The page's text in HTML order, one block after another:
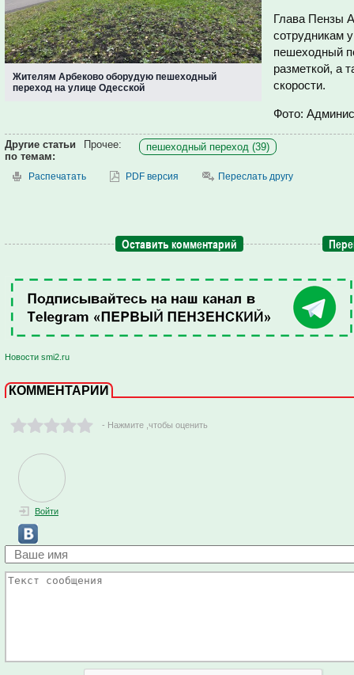
Жителям Арбеково оборудую пешеходный
переход на улице Одесской
Глава Пензы
сотрудникам
пешеходный
разметкой, а
скорости.
Фото:
Другие статьи
по темам:
Прочее: пешеходный переход (39)
Распечатать PDF версия Переслать другу
Оставить комментарий
Новости smi2.ru
КОММЕНТАРИИ
- Нажмите ,чтобы оценить
Войти